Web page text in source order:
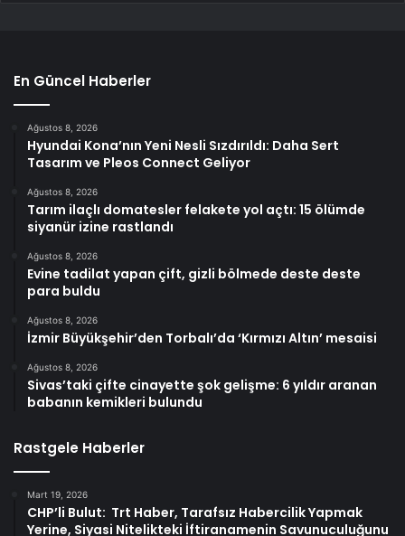
En Güncel Haberler
Ağustos 8, 2026
Hyundai Kona’nın Yeni Nesli Sızdırıldı: Daha Sert
Tasarım ve Pleos Connect Geliyor
Ağustos 8, 2026
Tarım ilaçlı domatesler felakete yol açtı: 15 ölümde
siyanür izine rastlandı
Ağustos 8, 2026
Evine tadilat yapan çift, gizli bölmede deste deste
para buldu
Ağustos 8, 2026
İzmir Büyükşehir’den Torbalı’da ‘Kırmızı Altın’ mesaisi
Ağustos 8, 2026
Sivas’taki çifte cinayette şok gelişme: 6 yıldır aranan
babanın kemikleri bulundu
Rastgele Haberler
Mart 19, 2026
CHP’li Bulut: Trt Haber, Tarafsız Habercilik Yapmak
Yerine, Siyasi Nitelikteki İftiranamenin Savunuculuğunu